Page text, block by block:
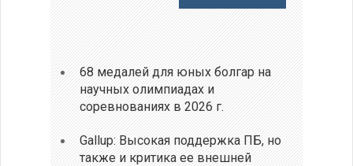
68 медалей для юных болгар на
научных олимпиадах и
соревнованиях в 2026 г.
Gallup: Высокая поддержка ПБ, но
также и критика ее внешней